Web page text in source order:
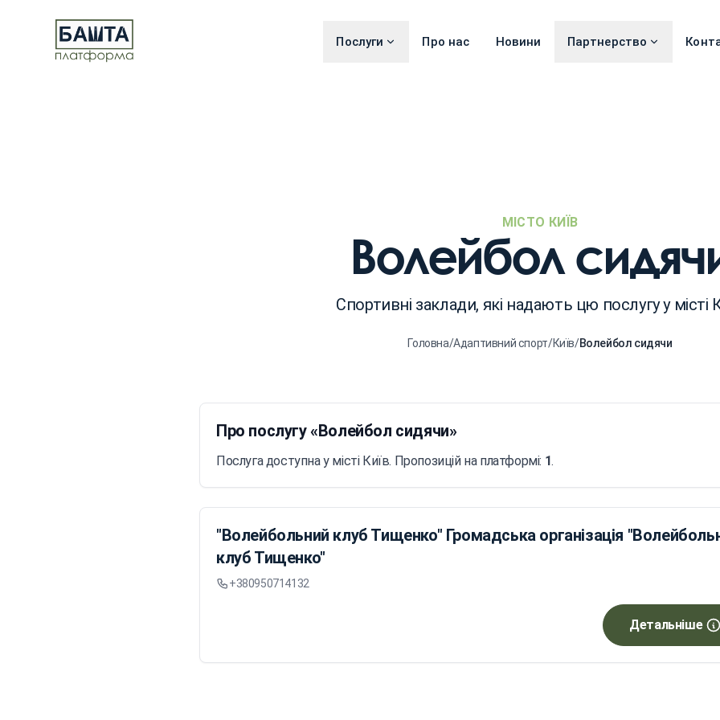
Послуги Про нас Новини Партнерство
МІСТО КИЇВ
Волейбол
Спортивні заклади, які надають цю послугу у місті
Головна/Адаптивний спорт/Київ/Волейбол сидячи
Про послугу «Волейбол сидячи»
Послуга доступна у місті Київ. Пропозицій на платформі: 1.
"Волейбольний клуб Тищенко" Громадська організація
клуб Тищенко"
+380950714132
Детальніше